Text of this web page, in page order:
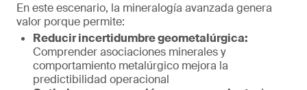
En este escenario, la mineralogía avanzada genera
valor porque permite:
Reducir incertidumbre geometalúrgica:
Comprender asociaciones minerales y
comportamiento metalúrgico mejora la
predictibilidad operacional